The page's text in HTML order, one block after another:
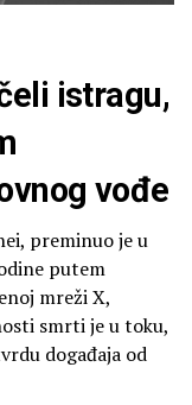
istragu,
vođe
preminuo je u
putem
mreži X,
smrti je u toku,
događaja od